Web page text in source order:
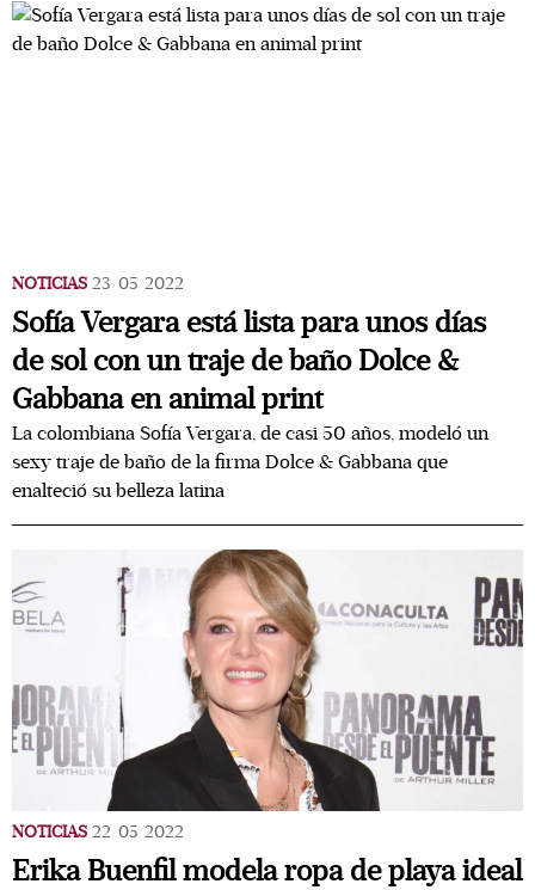
NOTICIAS 23/05/2022
Sofía Vergara está lista para unos días
de sol con un traje de baño Dolce &
Gabbana en animal print
La colombiana Sofía Vergara, de casi 50 años, modeló un
sexy traje de baño de la firma Dolce & Gabbana que
enalteció su belleza latina
NOTICIAS 22/05/2022
Erika Buenfil modela ropa de playa ideal